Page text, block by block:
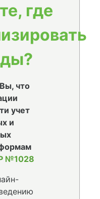
где
что
учет
и
№1028